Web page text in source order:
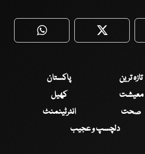
WhatsApp Twitter
تازہ ترین
پاکستان
معیشت
کھیل
صحت
انٹرٹینمنٹ
دلچسپ و عجیب